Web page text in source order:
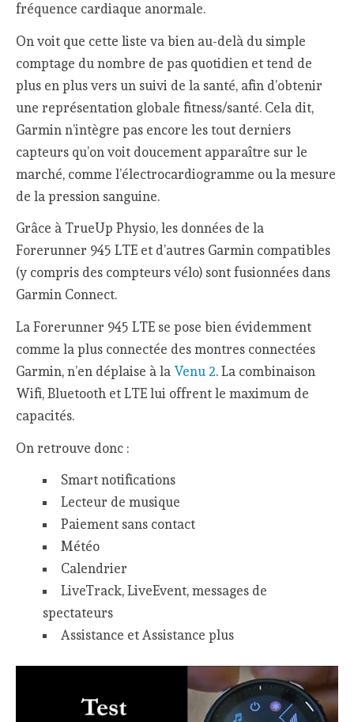
fréquence cardiaque anormale.
On voit que cette liste va bien au-delà du simple
comptage du nombre de pas quotidien et tend de
plus en plus vers un suivi de la santé, afin d’obtenir
une représentation globale fitness/santé. Cela dit,
Garmin n’intègre pas encore les tout derniers
capteurs qu’on voit doucement apparaître sur le
marché, comme l’électrocardiogramme ou la mesure
de la pression sanguine.
Grâce à TrueUp Physio, les données de la
Forerunner 945 LTE et d’autres Garmin compatibles
(y compris des compteurs vélo) sont fusionnées dans
Garmin Connect.
La Forerunner 945 LTE se pose bien évidemment
comme la plus connectée des montres connectées
Garmin, n’en déplaise à la Venu 2. La combinaison
Wifi, Bluetooth et LTE lui offrent le maximum de
capacités.
On retrouve donc :
Smart notifications
Lecteur de musique
Paiement sans contact
Météo
Calendrier
LiveTrack, LiveEvent, messages de
spectateurs
Assistance et Assistance plus